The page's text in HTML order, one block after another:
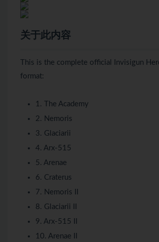
关于此内容
This is the complete official Invisigun
format:
1. The Academy
2. Nemoris
3. Glaciarii
4. Arx-515
5. Arenae
6. Craterus
7. Nemoris II
8. Glaciarii II
9. Arx-515 II
10. Arenae II